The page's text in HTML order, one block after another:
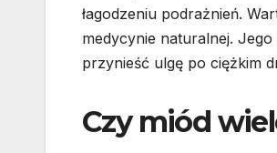
łagodzeniu podrażnień.
medycynie naturalnej. Jego
przynieść ulgę po ciężkim
Czy miód